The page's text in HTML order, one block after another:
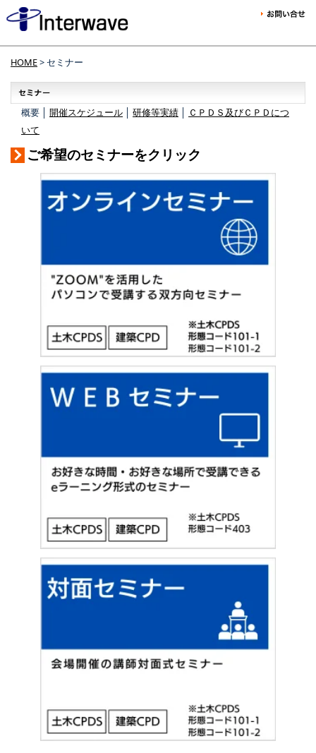
HOME> セミナー
概要 │ 開催スケジュール 研修等実績
ＣＰＤＳ及びＣＰＤにつ
いて
ご希望のセミナーをクリック